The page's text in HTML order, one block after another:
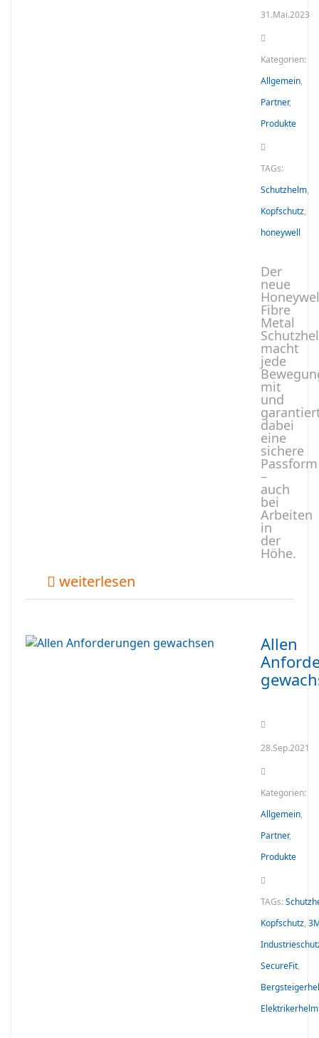
31.Mai.2023
Kategorien:
Allgemein,
Partner,
Produkte
TAGs:
Schutzhelm,
Kopfschutz,
honeywell
Der
neue
Fibre
Metal
macht
jede
mit
und
dabei
eine
sichere
Passform
–
auch
bei
Arbeiten
in
der
Höhe.
weiterlesen
Allen
28.Sep.2021
Kategorien:
Allgemein,
Partner,
Produkte
TAGs:
Kopfschutz,
SecureFit,
Elektrikerhelm